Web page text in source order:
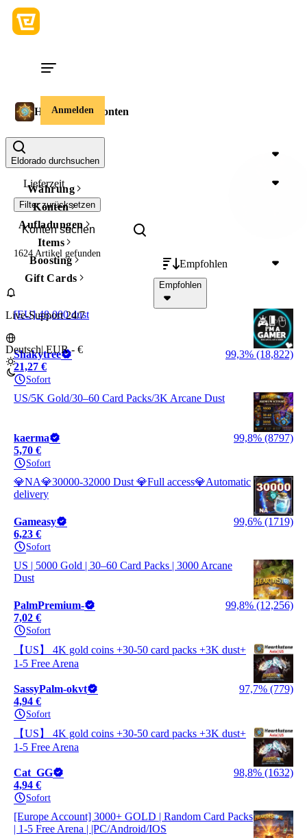
Anmelden
Eldorado durchsuchen
Währung
Konten
Aufladungen
Items
Boosting
Gift Cards
Live-Support 24/7
Deutsch|EUR - €
Hearthstone-Konten
Preis
Lieferzeit
Filter zurücksetzen
Empfohlen
Empfohlen
1624 Artikel gefunden
[EU] 48,000 dust
Shakytree
99,3% (18,822)
21,27 €
Sofort
US/5K Gold/30–60 Card Packs/3K Arcane Dust
kaerma
99,8% (8797)
5,70 €
Sofort
💎NA💎30000-32000 Dust 💎Full access💎Automatic
delivery
Gameasy
99,6% (1719)
6,23 €
Sofort
US | 5000 Gold | 30–60 Card Packs | 3000 Arcane
Dust
PalmPremium-
99,8% (12,256)
7,02 €
Sofort
【US】 4K gold coins +30-50 card packs +3K dust+
1-5 Free Arena
SassyPalm-okvt
97,7% (779)
4,94 €
Sofort
【US】 4K gold coins +30-50 card packs +3K dust+
1-5 Free Arena
Cat_GG
98,8% (1632)
4,94 €
Sofort
[Europe Account] 3000+ GOLD | Random Card Packs
| 1-5 Free Arena | |PC/Android/IOS